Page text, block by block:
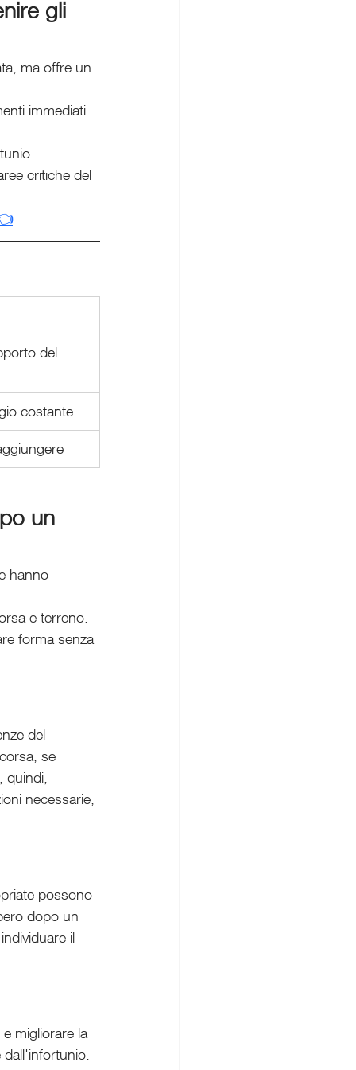
gli
ma offre un
immediati
critiche del
del
costante
un
hanno
e terreno.
forma senza
del
se
quindi,
necessarie,
possono
dopo un
il
migliorare la